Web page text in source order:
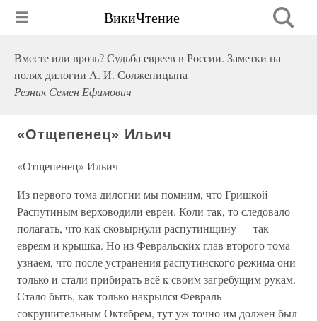
ВикиЧтение
Вместе или врозь? Судьба евреев в России. Заметки на
полях дилогии А. И. Солженицына
Резник Семен Ефимович
«Отщепенец» Ильич
«Отщепенец» Ильич
Из первого тома дилогии мы помним, что Гришкой
Распутиным верховодили евреи. Коли так, то следовало
полагать, что как сковырнули распутинщину — так
евреям и крышка. Но из Февральских глав второго тома
узнаем, что после устранения распутинского режима они
только и стали прибирать всё к своим загребущим рукам.
Стало быть, как только накрылся Февраль
сокрушительным Октябрем, тут уж точно им должен был